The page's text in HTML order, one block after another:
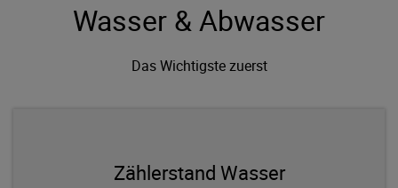
Wasser & Abwasser
Das Wichtigste zuerst
Zählerstand Wasser